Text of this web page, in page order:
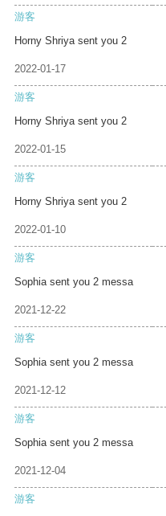
游客
Horny Shriya sent you 2
2022-01-17
游客
Horny Shriya sent you 2
2022-01-15
游客
Horny Shriya sent you 2
2022-01-10
游客
Sophia sent you 2 messa
2021-12-22
游客
Sophia sent you 2 messa
2021-12-12
游客
Sophia sent you 2 messa
2021-12-04
游客